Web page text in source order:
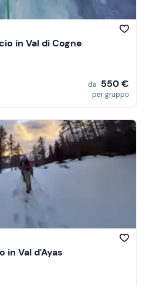
in Val di Cogne
da 550 €
per gruppo
in Val d'Ayas